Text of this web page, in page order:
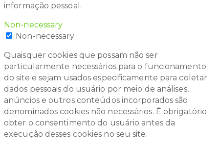
informação pessoal.
Non-necessary
Non-necessary
Quaisquer cookies que possam não ser
particularmente necessários para o funcionamento
do site e sejam usados especificamente para coletar
dados pessoais do usuário por meio de análises,
anúncios e outros conteúdos incorporados são
denominados cookies não necessários. É obrigatório
obter o consentimento do usuário antes da
execução desses cookies no seu site.